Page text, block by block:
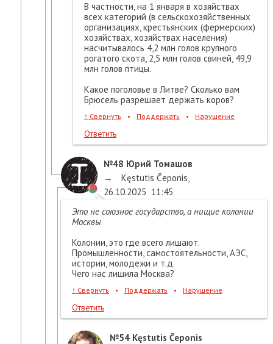
В частности, на 1 января в хозяйствах
всех категорий (в сельскохозяйственных
организациях, крестьянских (фермерских)
хозяйствах, хозяйствах населения)
насчитывалось 4,2 млн голов крупного
рогатого скота, 2,5 млн голов свиней, 49,9
млн голов птицы.
Какое поголовье в Литве? Сколько вам
Брюсель разрешает держать коров?
↑ Свернуть • Поддержать • Нарушение
Ответить
№48 Юрий Томашов
→
Kęstutis Čeponis,
26.10.2025 11:45
Это не союзное государство, а нищие колонии
Москвы
Колонии, это где всего лишают.
Промышленности, самостоятельности, АЭС,
истории, молодежи и т.д.
Чего нас лишила Москва?
↑ Свернуть • Поддержать • Нарушение
Ответить
№54 Kęstutis Čeponis